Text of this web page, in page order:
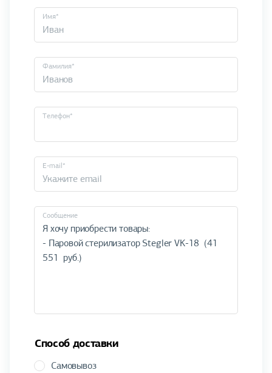
Имя*
Фамилия*
Телефон*
E-mail*
Cообщение
Способ доставки
Самовывоз